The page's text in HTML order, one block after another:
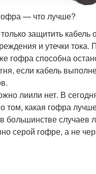
— что лучше?
защитить кабель
и утечки тока.
гофра способна
если кабель
лиили нет. В
о том, какая гофра
большинстве случаев
серой гофре, а не